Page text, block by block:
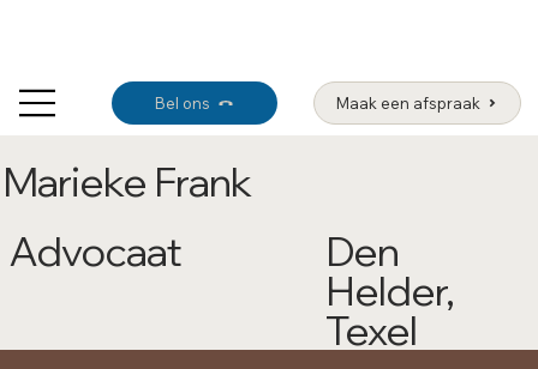
Bel ons Maak een afspraak
Marieke Frank
Advocaat
Den
Helder,
Texel